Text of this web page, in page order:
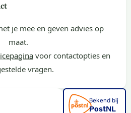
je mee en geven advies op
maat.
voor contactopties en
vragen.